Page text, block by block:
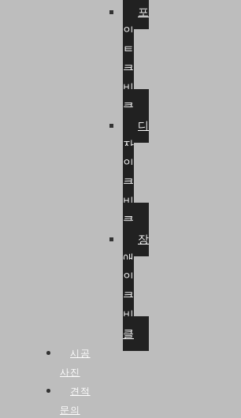
포
인
트
큐
비
클
디
자
인
큐
비
클
장
애
인
큐
비
클
시공
사진
견적
문의